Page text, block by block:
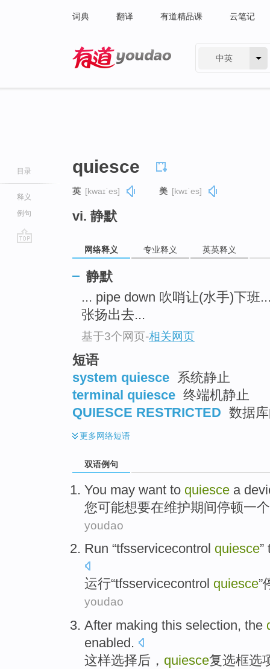
词典 翻译 有道精品课 云笔记
中英
目录
释义
例句
quiesce
英 [kwaɪˈes] 美 [kwɪˈes]
vi. 静默
网络释义 专业释义 英英释义
静默
... pipe down 吹哨让(水手)下班
张扬出去...
基于3个网页-相关网页
短语
system quiesce 系统静止
terminal quiesce 终端机静止
QUIESCE RESTRICTED 数据
更多网络短语
双语例句
You may want to quiesce a
您可能想要在维护期间停顿一个
youdao
Run “tfsservicecontrol quiesce”
运行“tfsservicecontrol quiesce”
youdao
After making this selection, the
enabled.
这样选择后 ， quiesce复选框选